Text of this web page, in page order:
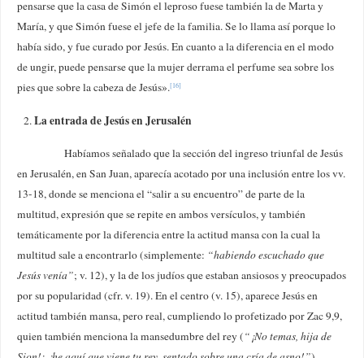
pensarse que la casa de Simón el leproso fuese también la de Marta y
María, y que Simón fuese el jefe de la familia. Se lo llama así porque lo
había sido, y fue curado por Jesús. En cuanto a la diferencia en el modo
de ungir, puede pensarse que la mujer derrama el perfume sea sobre los
pies que sobre la cabeza de Jesús».[16]
La entrada de Jesús en Jerusalén
Habíamos señalado que la sección del ingreso triunfal de Jesús
en Jerusalén, en San Juan, aparecía acotado por una inclusión entre los vv.
13-18, donde se menciona el “salir a su encuentro” de parte de la
multitud, expresión que se repite en ambos versículos, y también
temáticamente por la diferencia entre la actitud mansa con la cual la
multitud sale a encontrarlo (simplemente: “habiendo escuchado que
Jesús venía”; v. 12), y la de los judíos que estaban ansiosos y preocupados
por su popularidad (cfr. v. 19). En el centro (v. 15), aparece Jesús en
actitud también mansa, pero real, cumpliendo lo profetizado por Zac 9,9,
quien también menciona la mansedumbre del rey (“¡No temas, hija de